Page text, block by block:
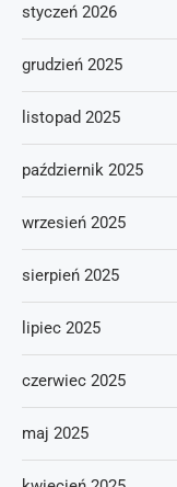
styczeń 2026
grudzień 2025
listopad 2025
październik 2025
wrzesień 2025
sierpień 2025
lipiec 2025
czerwiec 2025
maj 2025